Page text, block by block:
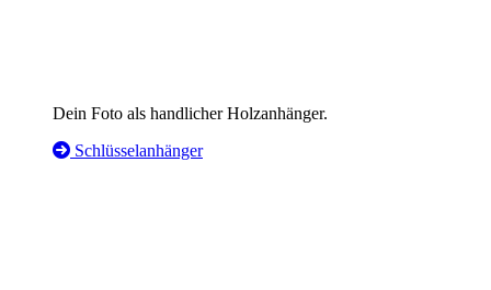
Dein Foto als handlicher Holzanhänger.
Schlüsselanhänger